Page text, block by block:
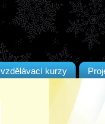
vzdělávací kurzy